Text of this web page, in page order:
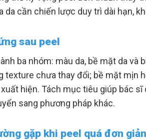
da cần chiến lược duy trì dài hạn,
sau peel
ba nhóm: màu da, bề mặt da và
texture chưa thay đổi; bề mặt mịn
hiện. Tách mục tiêu giúp bác sĩ
sang phương pháp khác.
gặp khi peel quá đơn